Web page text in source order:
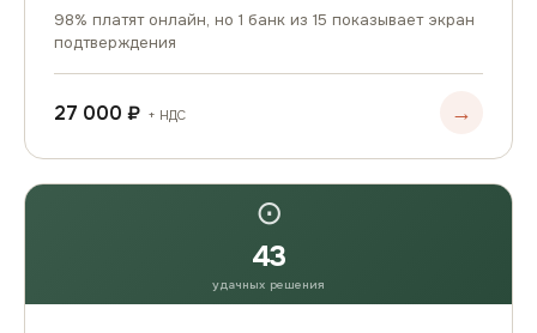
98% платят онлайн, но 1 банк из 15 показывает экран
подтверждения
27 000 ₽ + НДС →
⊙
43
удачных решения